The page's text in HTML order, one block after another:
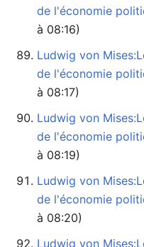
de l'économie
à 08:16)
Ludwig von
de l'économie
à 08:17)
Ludwig von
de l'économie
à 08:19)
Ludwig von
de l'économie
à 08:20)
Ludwig von